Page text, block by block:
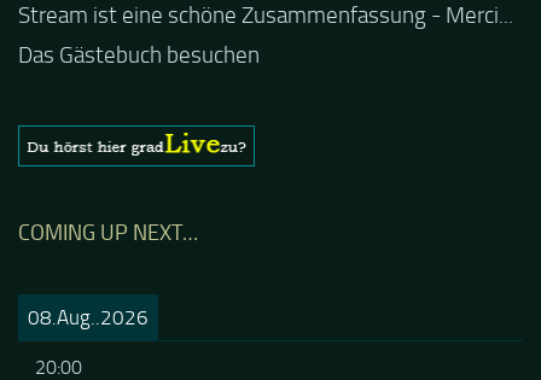
Stream ist eine schöne Zusammenfassung - Merci...
Das Gästebuch besuchen
COMING UP NEXT…
08.Aug..2026
20:00